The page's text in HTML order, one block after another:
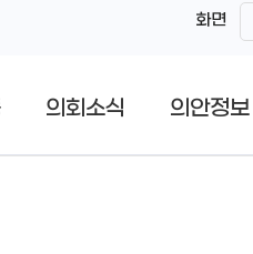
화면
의회소식 의안정보